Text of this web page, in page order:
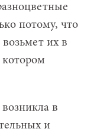
потому, что
их в
в
и